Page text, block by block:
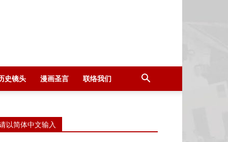
史镜头 漫画圣言 联络我们
以简体中文输入